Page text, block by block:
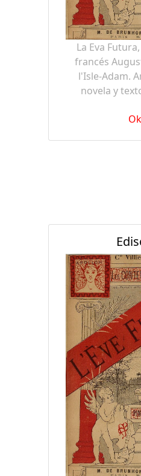
La Eva
francés
l'Isle-Adam.
novela y
Ok